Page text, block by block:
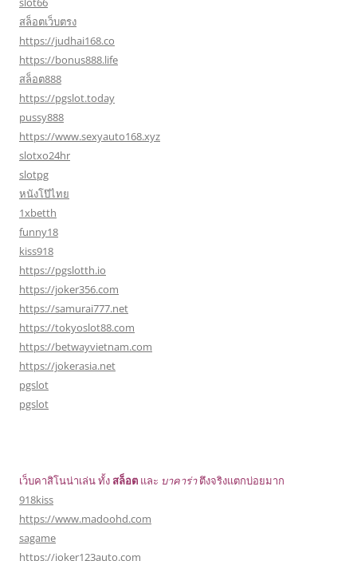
สล็อตเว็บตรง
https://judhai168.co
https://bonus888.life
สล็อต888
https://pgslot.today
pussy888
https://www.sexyauto168.xyz
slotxo24hr
slotpg
หนังโป๊ไทย
1xbetth
funny18
kiss918
https://pgslotth.io
https://joker356.com
https://samurai777.net
https://tokyoslot88.com
https://betwayvietnam.com
https://jokerasia.net
pgslot
pgslot
เว็บคาสิโนน่าเล่น ทั้งสล็อต และ บาคาร่าตึงจริงแตกบ่อยมาก
918kiss
https://www.madoohd.com
sagame
https://joker123auto.com